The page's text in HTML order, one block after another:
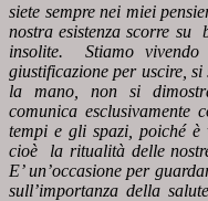
siete sempre nei miei
nostra esistenza scorre su
insolite. Stiamo
giustificazione per uscire,
la mano, non si
comunica esclusivamente
tempi e gli spazi, poiché è
cioè la ritualità delle
E’ un’occasione per
sull’importanza della